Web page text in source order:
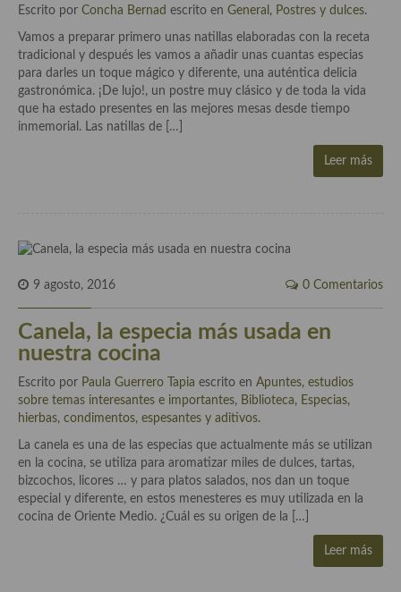
En la mesa: menaje, vajilla, técnicas de emplatado, decoración
Especias, hierbas, condimentos, espesantes y aditivos
Historia de la gastronomía, platos celebres, cocineros, críticos,
historias culinarias y otras cosas
Las opiniones de la «Cocinera»
Recetas
Acompañamientos
Airfryer recetas
Aderezos, salsas, vinagretas, especias, hierbas aromáticas o
Escrito por Concha Bernad escrito en General , Postres y dulces.
Vamos a preparar primero unas natillas elaboradas con la receta
tradicional y después les vamos a añadir unas cuantas especias
para darles un toque mágico y diferente, una auténtica delicia
gastronómica. ¡De lujo!, un postre muy clásico y de toda la vida
que ha estado presentes en las mejores mesas desde tiempo
inmemorial. Las natillas de […]
Leer más
9 agosto, 2016 0 Comentarios
Canela, la especia más usada en
nuestra cocina
Escrito por Paula Guerrero Tapia escrito en Apuntes, estudios
sobre temas interesantes e importantes, Biblioteca, Especias,
hierbas, condimentos, espesantes y aditivos.
La canela es una de las especias que actualmente más se utilizan
en la cocina, se utiliza para aromatizar miles de dulces, tartas,
bizcochos, licores … y para platos salados, nos dan un toque
especial y diferente, en estos menesteres es muy utilizada en la
cocina de Oriente Medio. ¿Cuál es su origen de la […]
Leer más